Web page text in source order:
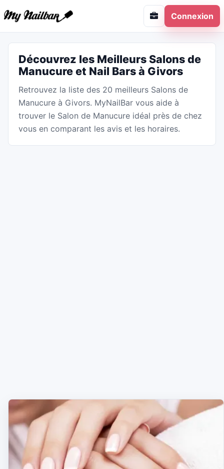
Connexion
Découvrez les Meilleurs Salons de
Manucure et Nail Bars à Givors
Retrouvez la liste des 20 meilleurs Salons de
Manucure à Givors. MyNailBar vous aide à
trouver le Salon de Manucure idéal près de chez
vous en comparant les avis et les horaires.